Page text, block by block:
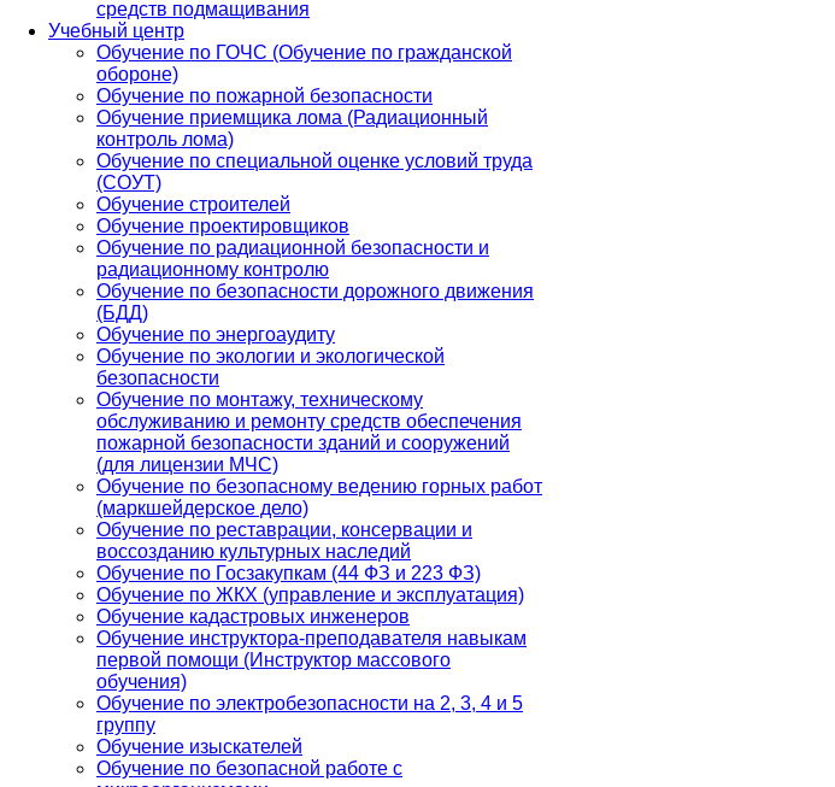
средств подмащивания
Учебный центр
Обучение по ГОЧС (Обучение по гражданской
обороне)
Обучение по пожарной безопасности
Обучение приемщика лома (Радиационный
контроль лома)
Обучение по специальной оценке условий труда
(СОУТ)
Обучение строителей
Обучение проектировщиков
Обучение по радиационной безопасности и
радиационному контролю
Обучение по безопасности дорожного движения
(БДД)
Обучение по энергоаудиту
Обучение по экологии и экологической
безопасности
Обучение по монтажу, техническому
обслуживанию и ремонту средств обеспечения
пожарной безопасности зданий и сооружений
(для лицензии МЧС)
Обучение по безопасному ведению горных работ
(маркшейдерское дело)
Обучение по реставрации, консервации и
воссозданию культурных наследий
Обучение по Госзакупкам (44 ФЗ и 223 ФЗ)
Обучение по ЖКХ (управление и эксплуатация)
Обучение кадастровых инженеров
Обучение инструктора-преподавателя навыкам
первой помощи (Инструктор массового
обучения)
Обучение по электробезопасности на 2, 3, 4 и 5
группу
Обучение изыскателей
Обучение по безопасной работе с